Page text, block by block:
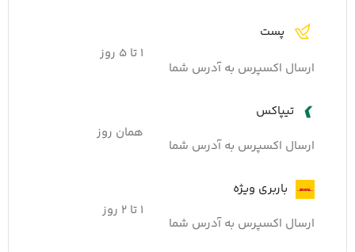
پست
ارسال اکسپرس به آدرس شما
۱ تا ۵ روز
تیپاکس
ارسال اکسپرس به آدرس شما
همان روز
باربری ویژه
ارسال اکسپرس به آدرس شما
۱ تا ۲ روز